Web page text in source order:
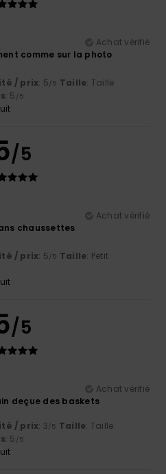
Achat vérifié
comme sur la photo
/ prix: 5/5 Taille: Taille
: 5 /5
/5
Achat vérifié
chaussettes
/ prix: 5/5 Taille: Petit
/5
Achat vérifié
deçue des baskets
/ prix: 3/5 Taille: Taille
: 5 /5